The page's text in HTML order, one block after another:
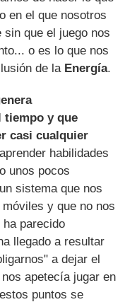
en el que nosotros
que el juego nos
o es lo que nos
de la Energía.
tiempo y que
casi cualquier
habilidades
unos pocos
sistema que nos
móviles y que no nos
parecido
llegado a resultar
a dejar el
apetecía jugar en
puntos se